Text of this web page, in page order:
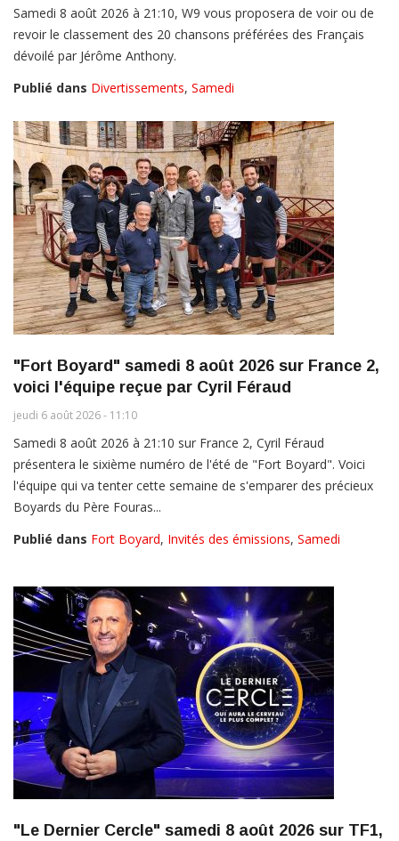
Samedi 8 août 2026 à 21:10, W9 vous proposera de voir ou de
revoir le classement des 20 chansons préférées des Français
dévoilé par Jérôme Anthony.
Publié dans Divertissements, Samedi
"Fort Boyard" samedi 8 août 2026 sur France 2,
voici l'équipe reçue par Cyril Féraud
jeudi 6 août 2026 - 11:10
Samedi 8 août 2026 à 21:10 sur France 2, Cyril Féraud
présentera le sixième numéro de l'été de "Fort Boyard". Voici
l'équipe qui va tenter cette semaine de s'emparer des précieux
Boyards du Père Fouras...
Publié dans Fort Boyard, Invités des émissions, Samedi
"Le Dernier Cercle" samedi 8 août 2026 sur TF1,